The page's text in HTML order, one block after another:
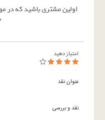
اولین مشتری باشید که در
امتیاز دهید
عنوان نقد
نقد و بررسی